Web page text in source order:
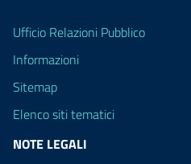
Ufficio Relazioni Pubblico
Informazioni
Sitemap
Elenco siti tematici
NOTE LEGALI